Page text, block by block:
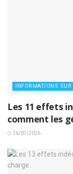
INFORMATIONS
Les 11 effets
comment les
26/07/2026